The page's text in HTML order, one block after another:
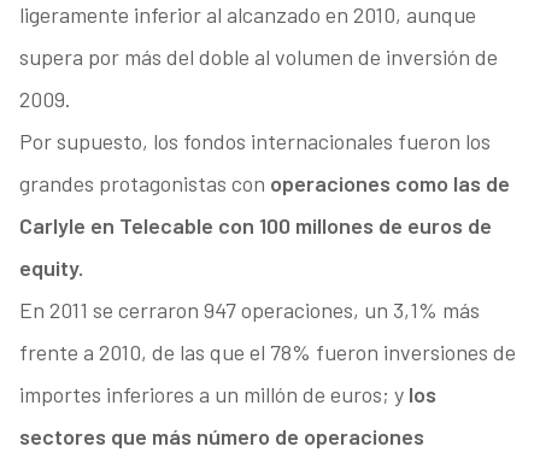
ligeramente inferior al alcanzado en 2010, aunque
supera por más del doble al volumen de inversión de
2009.
Por supuesto, los fondos internacionales fueron los
grandes protagonistas con operaciones como las de
Carlyle en Telecable con 100 millones de euros de
equity.
En 2011 se cerraron 947 operaciones, un 3,1% más
frente a 2010, de las que el 78% fueron inversiones de
importes inferiores a un millón de euros; y los
sectores que más número de operaciones